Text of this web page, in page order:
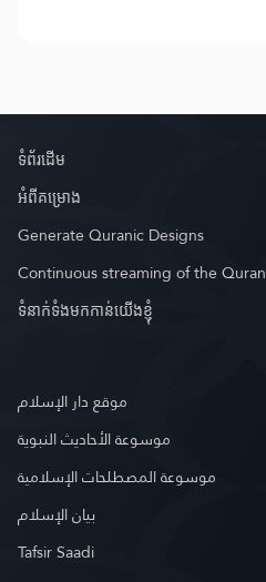
ទំព័រ​ដេីម
អំពី​គម្រោង
Generate Quranic Designs
Continuous streaming of the Quran
ទំនាក់ទំងមកកាន់យើងខ្ញុំ
موقع دار الإسلام
موسوعة الأحاديث النبوية
موسوعة المصطلحات الإسلامية
بيان الإسلام
Tafsir Saadi